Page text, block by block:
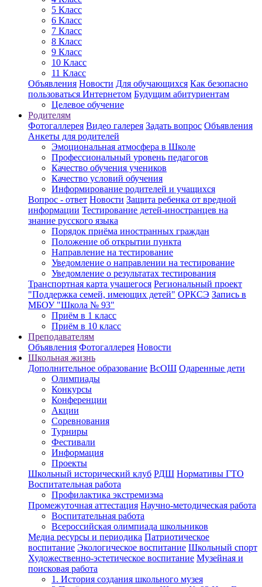
5 Класс
6 Класс
7 Класс
8 Класс
9 Класс
10 Класс
11 Класс
Объявления Новости Для обучающихся Как безопасно
пользоваться Интернетом Будущим абитуриентам
Целевое обучение
Родителям
Фотогаллерея Видео галерея Задать вопрос Объявления
Анкеты для родителей
Эмоциональная атмосфера в Школе
Профессиональный уровень педагогов
Качество обучения учеников
Качество условий обучения
Информирование родителей и учащихся
Вопрос - ответ Новости Защита ребенка от вредной
информации Тестирование детей-иностранцев на
знание русского языка
Порядок приёма иностранных граждан
Положение об открытии пункта
Направление на тестирование
Уведомление о направлении на тестирование
Уведомление о результатах тестирования
Транспортная карта учащегося Региональный проект
"Поддержка семей, имеющих детей" ОРКСЭ Запись в
МБОУ "Школа № 93"
Приём в 1 класс
Приём в 10 класс
Преподавателям
Объявления Фотогаллерея Новости
Школьная жизнь
Дополнительное образование ВсОШ Одаренные дети
Олимпиады
Конкурсы
Конференции
Акции
Соревнования
Турниры
Фестивали
Информация
Проекты
Школьный исторический клуб РДШ Нормативы ГТО
Воспитательная работа
Профилактика экстремизма
Промежуточная аттестация Научно-методическая работа
Воспитательная работа
Всероссийская олимпиада школьников
Медиа ресурсы и периодика Патриотическое
воспитание Экологическое воспитание Школьный спорт
Художественно-эстетическое воспитание Музейная и
поисковая работа
1. История создания школьного музея